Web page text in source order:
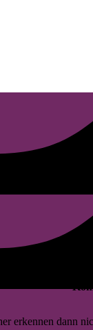
erkennen dann